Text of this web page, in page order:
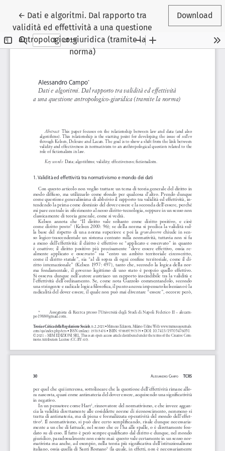
← Return to Article Details
Dati e algoritmi. Dal rapporto tra
validità ed effettività a una questione
antropologico-giuridica (tramite la
norma)
Download